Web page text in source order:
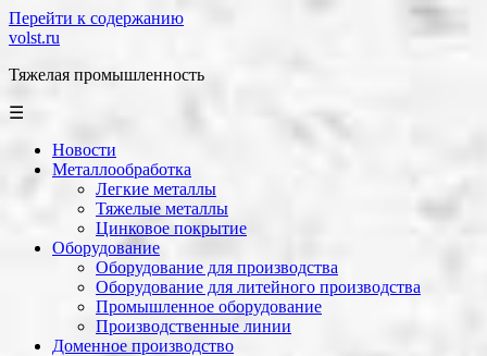
Перейти к содержанию
volst.ru
Тяжелая промышленность
☰
Новости
Металлообработка
Легкие металлы
Тяжелые металлы
Цинковое покрытие
Оборудование
Оборудование для производства
Оборудование для литейного производства
Промышленное оборудование
Производственные линии
Доменное производство